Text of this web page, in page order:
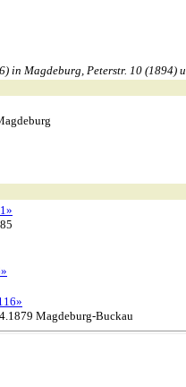
in Magdeburg, Peterstr. 10 (1894)
Magdeburg-Buckau